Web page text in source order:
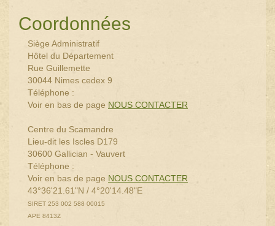
Coordonnées
Siège Administratif
Hôtel du Département
Rue Guillemette
30044 Nimes cedex 9
Téléphone :
Voir en bas de page NOUS CONTACTER
Centre du Scamandre
Lieu-dit les Iscles D179
30600 Gallician - Vauvert
Téléphone :
Voir en bas de page NOUS CONTACTER
43°36'21.61"N / 4°20'14.48"E
SIRET 253 002 588 00015
APE 8413Z